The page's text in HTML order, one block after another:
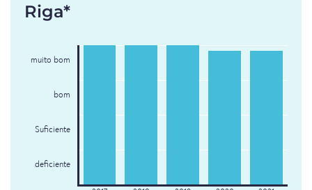
Riga*
muito bom
bom
Suficiente
deficiente